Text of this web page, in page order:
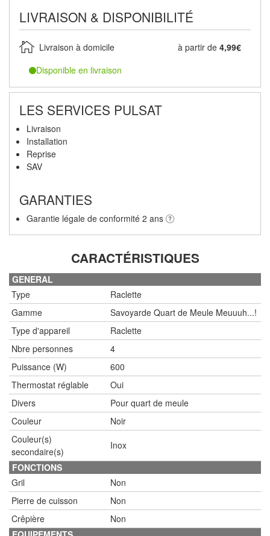
LIVRAISON & DISPONIBILITÉ
Livraison à domicile à partir de 4,99€
Disponible en livraison
LES SERVICES PULSAT
Livraison
Installation
Reprise
SAV
GARANTIES
Garantie légale de conformité 2 ans
CARACTÉRISTIQUES
GENERAL
Type
Raclette
Gamme
Savoyarde Quart de Meule Meuuuh...!
Type d'appareil
Raclette
Nbre personnes
4
Puissance (W)
600
Thermostat réglable
Oui
Divers
Pour quart de meule
Couleur
Noir
Couleur(s)
secondaire(s)
Inox
FONCTIONS
Gril
Non
Pierre de cuisson
Non
Crêpière
Non